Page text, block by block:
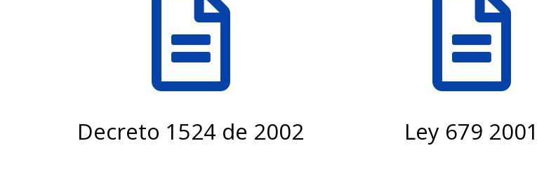
Decreto 1524 de 2002 Ley 679 2001